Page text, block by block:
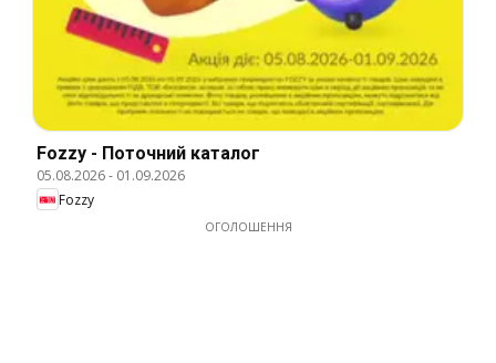
Fozzy - Поточний каталог
05.08.2026- 01.09.2026
Fozzy
ОГОЛОШЕННЯ